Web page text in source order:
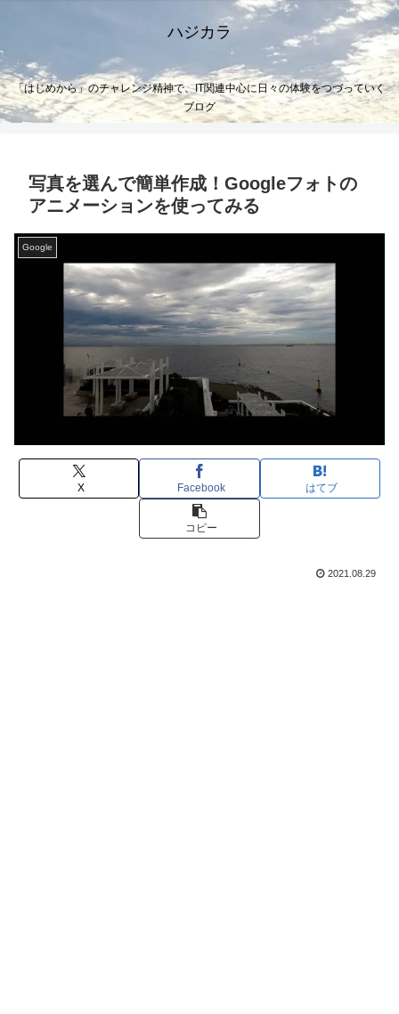
ハジカラ
「はじめから」のチャレンジ精神で、IT関連中心に日々の体験をつづっていく
ブログ
写真を選んで簡単作成！Googleフォトの
アニメーションを使ってみる
Google
X Facebook はてブ
コピー
2021.08.29